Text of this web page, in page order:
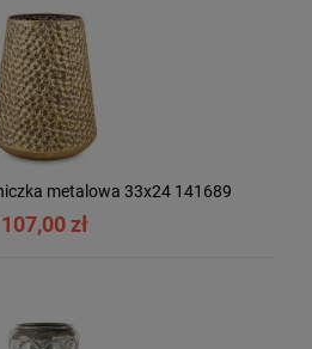
metalowa 33x24 141689
107,00 zł